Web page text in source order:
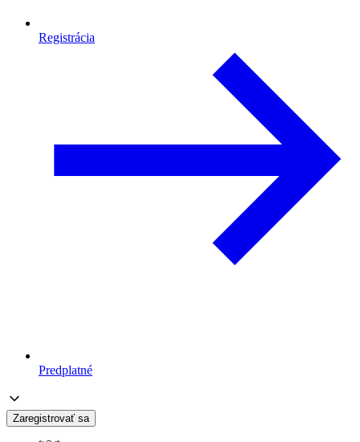
Registrácia
Predplatné
Zaregistrovať sa